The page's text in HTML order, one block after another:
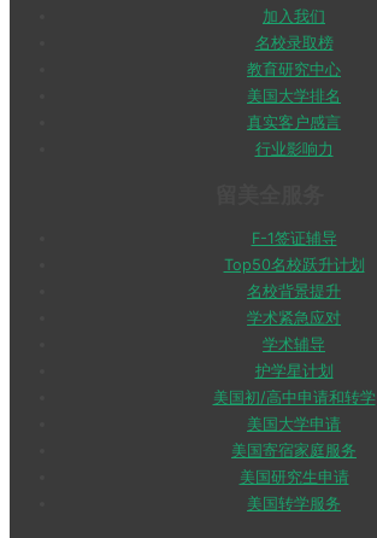
加入我们
名校录取榜
教育研究中心
美国大学排名
真实客户感言
行业影响力
F-1签证辅导
Top50名校跃升计划
名校背景提升
学术紧急应对
学术辅导
护学星计划
美国初/高中申请和转学
美国大学申请
美国寄宿家庭服务
美国研究生申请
美国转学服务